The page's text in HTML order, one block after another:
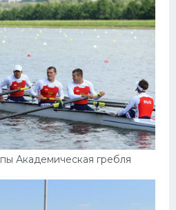
Академическая гребля